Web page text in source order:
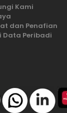
Kami
dan Penafian
Data Peribadi